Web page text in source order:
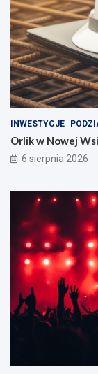
INWESTYCJE
Orlik w Nowej
6 sierpnia 2026